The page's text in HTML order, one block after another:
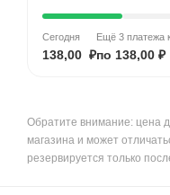
Сегодня
138,00 ₽
Ещё 3 платежа
по 138,00 ₽
Обратите внимание: цена
магазина и может
резервируется только